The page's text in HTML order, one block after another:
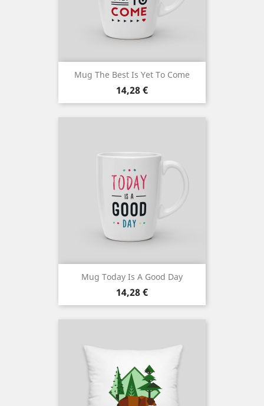
Mug The Best Is Yet To Come
Cena
14,28 €
Mug Today Is A Good Day
Cena
14,28 €